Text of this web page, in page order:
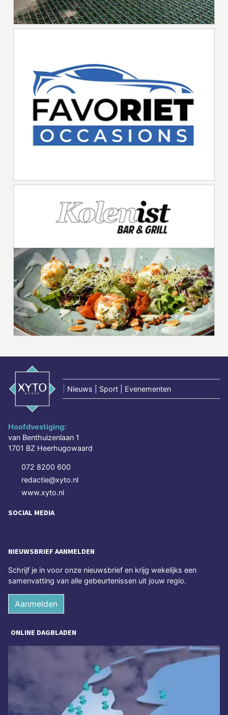
Nieuws | Sport | Evenementen
Hoofdvestiging:
van Benthuizenlaan 1
1701 BZ Heerhugowaard
072 8200 600
redactie@xyto.nl
www.xyto.nl
SOCIAL MEDIA
NIEUWSBRIEF AANMELDEN
Schrijf je in voor onze nieuwsbrief en krijg wekelijks een
samenvatting van alle gebeurtenissen uit jouw regio.
Aanmelden
ONLINE DAGBLADEN